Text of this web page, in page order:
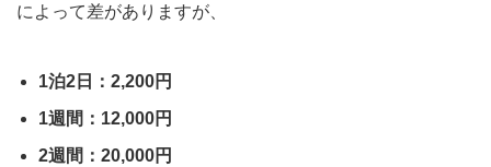
によって差がありますが、
1泊2日：2,200円
1週間：12,000円
2週間：20,000円